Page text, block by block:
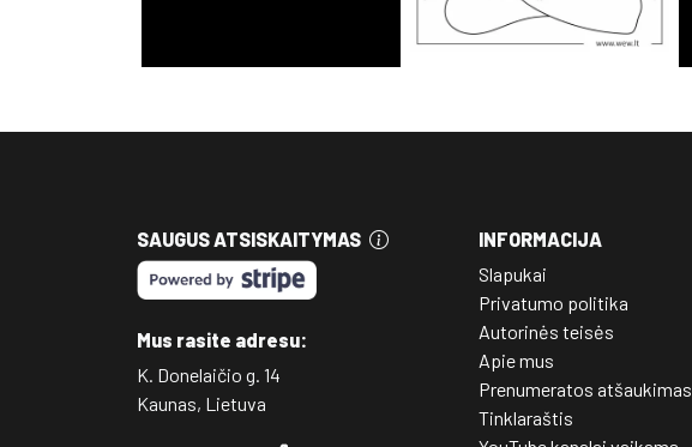
SAUGUS ATSISKAITYMAS
Mus rasite adresu:
K. Donelaičio g. 14
Kaunas, Lietuva
INFORMACIJA
Slapukai
Privatumo politika
Autorinės teisės
Apie mus
Prenumeratos atšaukimas
Tinklaraštis